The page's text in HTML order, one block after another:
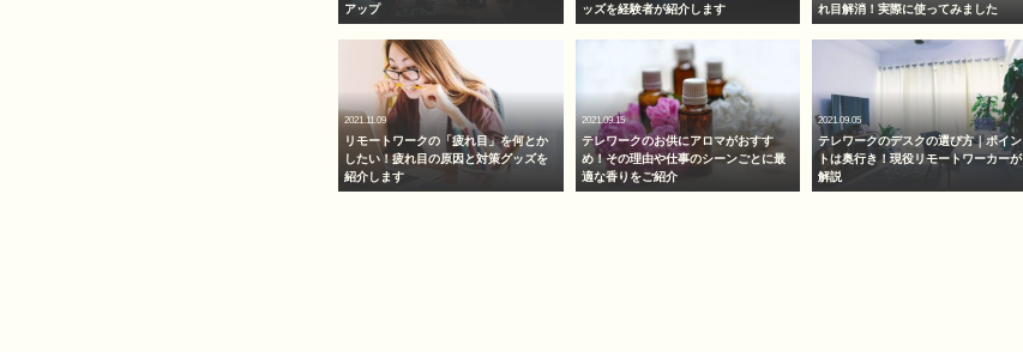
アップ
ッズを経験者が紹介します
れ目解消！実際に使ってみました
2021.11.09
リモートワークの「疲れ目」を何とか
したい！疲れ目の原因と対策グッズを
紹介します
2021.09.15
テレワークのお供にアロマがおすす
め！その理由や仕事のシーンごとに最
適な香りをご紹介
2021.09.05
テレワークのデスクの選び方｜ポイン
トは奥行き！現役リモートワーカーが
解説